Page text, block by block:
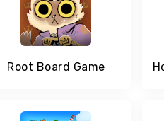
Root Board Game